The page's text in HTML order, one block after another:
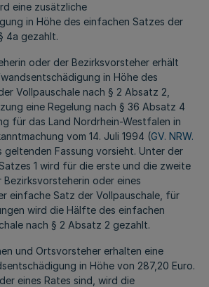
eine zusätzliche
in Höhe des einfachen Satzes der
4a gezahlt.
oder der Bezirksvorsteher erhält
in Höhe des
Vollpauschale nach § 2 Absatz 2,
eine Regelung nach § 36 Absatz 4
für das Land Nordrhein-Westfalen in
vom 14. Juli 1994 (GV. NRW.
geltenden Fassung vorsieht. Unter der
1 wird für die erste und die zweite
oder eines
einfache Satz der Vollpauschale, für
wird die Hälfte des einfachen
nach § 2 Absatz 2 gezahlt.
und Ortsvorsteher erhalten eine
in Höhe von 287,20 Euro.
eines Rates sind, wird die